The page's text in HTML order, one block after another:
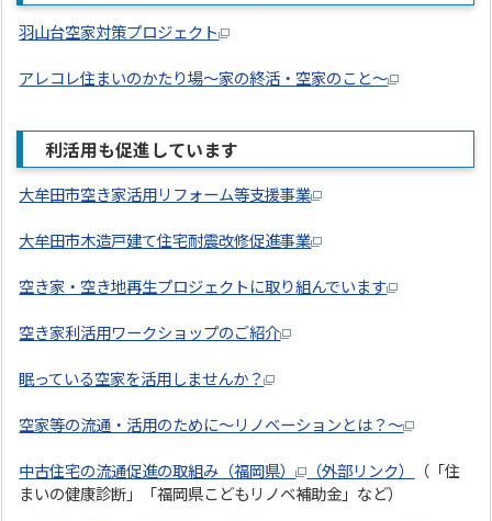
羽山台空家対策プロジェクト
アレコレ住まいのかたり場～家の終活・空家のこと～
利活用も促進しています
大牟田市空き家活用リフォーム等支援事業
大牟田市木造戸建て住宅耐震改修促進事業
空き家・空き地再生プロジェクトに取り組んでいます
空き家利活用ワークショップのご紹介
眠っている空家を活用しませんか？
空家等の流通・活用のために～リノベーションとは？～
中古住宅の流通促進の取組み（福岡県） （外部リンク）
（「住
まいの健康診断」「福岡県こどもリノベ補助金」など）